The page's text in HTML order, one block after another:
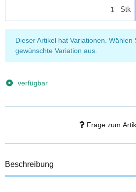
Stk
x
Dieser Artikel hat Variationen. Wählen
gewünschte Variation aus.
verfügbar
Frage zum
Beschreibung